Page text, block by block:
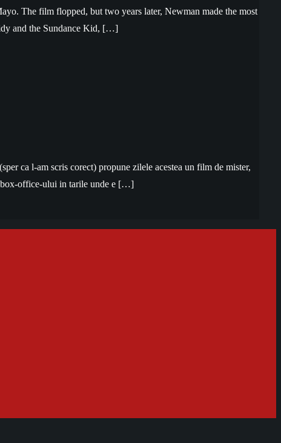
The film flopped, but two years later, Newman made the most
and the Sundance Kid, […]
ca l-am scris corect) propune zilele acestea un film de mister,
box-office-ului in tarile unde e […]